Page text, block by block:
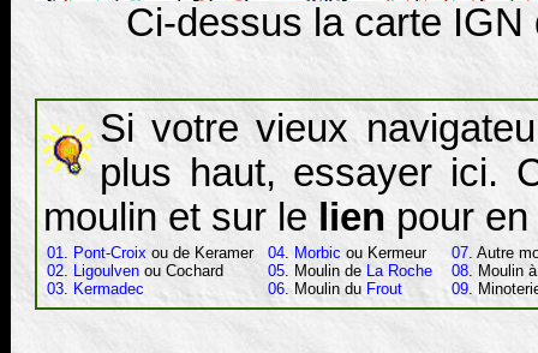
Ci-dessus la carte
Si votre vieux
plus haut, essayer ici.
moulin et sur le lien pour
01. Pont-Croix ou de Keramer
02. Ligoulven ou Cochard
03. Kermadec
04. Morbic ou Kermeur
05. Moulin de La Roche
06. Moulin du Frout
07. Autre
08. Moulin
09.